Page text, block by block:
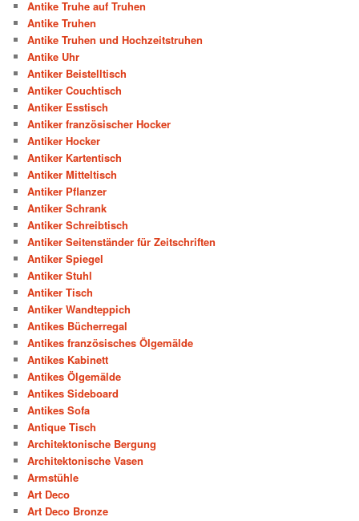
Antike Truhe auf Truhen
Antike Truhen
Antike Truhen und Hochzeitstruhen
Antike Uhr
Antiker Beistelltisch
Antiker Couchtisch
Antiker Esstisch
Antiker französischer Hocker
Antiker Hocker
Antiker Kartentisch
Antiker Mitteltisch
Antiker Pflanzer
Antiker Schrank
Antiker Schreibtisch
Antiker Seitenständer für Zeitschriften
Antiker Spiegel
Antiker Stuhl
Antiker Tisch
Antiker Wandteppich
Antikes Bücherregal
Antikes französisches Ölgemälde
Antikes Kabinett
Antikes Ölgemälde
Antikes Sideboard
Antikes Sofa
Antique Tisch
Architektonische Bergung
Architektonische Vasen
Armstühle
Art Deco
Art Deco Bronze